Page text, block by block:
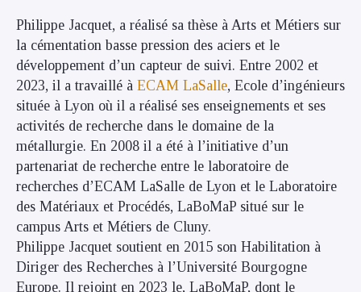
Philippe Jacquet, a réalisé sa thèse à Arts et Métiers sur
la cémentation basse pression des aciers et le
développement d’un capteur de suivi. Entre 2002 et
2023, il a travaillé à ECAM LaSalle, Ecole d’ingénieurs
située à Lyon où il a réalisé ses enseignements et ses
activités de recherche dans le domaine de la
métallurgie. En 2008 il a été à l’initiative d’un
partenariat de recherche entre le laboratoire de
recherches d’ECAM LaSalle de Lyon et le Laboratoire
des Matériaux et Procédés, LaBoMaP situé sur le
campus Arts et Métiers de Cluny.
Philippe Jacquet soutient en 2015 son Habilitation à
Diriger des Recherches à l’Université Bourgogne
Europe. Il rejoint en 2023 le, LaBoMaP, dont le